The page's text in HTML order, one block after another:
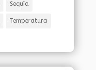
Sequía
Temperatura